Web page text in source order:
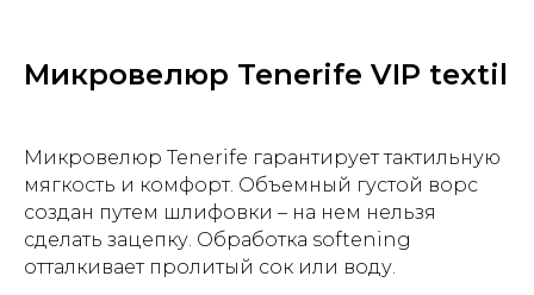
Микровелюр Tenerife VIP textil
Микровелюр Tenerife гарантирует тактильную
мягкость и комфорт. Объемный густой ворс
создан путем шлифовки – на нем нельзя
сделать зацепку. Обработка softening
отталкивает пролитый сок или воду.